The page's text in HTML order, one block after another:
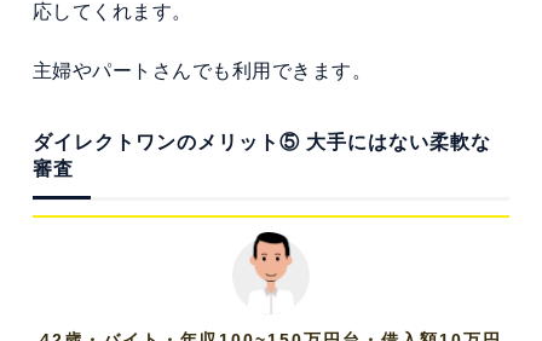
応してくれます。
主婦やパートさんでも利用できます。
ダイレクトワンのメリット⑤ 大手にはない柔軟な
審査